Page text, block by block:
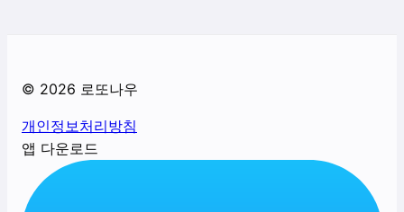
© 2026 로또나우
개인정보처리방침
앱 다운로드